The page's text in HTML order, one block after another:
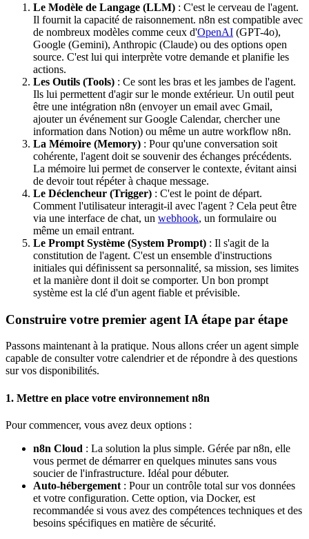
Le Modèle de Langage (LLM) : C'est le cerveau de l'agent.
Il fournit la capacité de raisonnement. n8n est compatible avec
de nombreux modèles comme ceux d'OpenAI (GPT-4o),
Google (Gemini), Anthropic (Claude) ou des options open
source. C'est lui qui interprète votre demande et planifie les
actions.
Les Outils (Tools) : Ce sont les bras et les jambes de l'agent.
Ils lui permettent d'agir sur le monde extérieur. Un outil peut
être une intégration n8n (envoyer un email avec Gmail,
ajouter un événement sur Google Calendar, chercher une
information dans Notion) ou même un autre workflow n8n.
La Mémoire (Memory) : Pour qu'une conversation soit
cohérente, l'agent doit se souvenir des échanges précédents.
La mémoire lui permet de conserver le contexte, évitant ainsi
de devoir tout répéter à chaque message.
Le Déclencheur (Trigger) : C'est le point de départ.
Comment l'utilisateur interagit-il avec l'agent ? Cela peut être
via une interface de chat, un webhook, un formulaire ou
même un email entrant.
Le Prompt Système (System Prompt) : Il s'agit de la
constitution de l'agent. C'est un ensemble d'instructions
initiales qui définissent sa personnalité, sa mission, ses limites
et la manière dont il doit se comporter. Un bon prompt
système est la clé d'un agent fiable et prévisible.
Construire votre premier agent IA étape par étape
Passons maintenant à la pratique. Nous allons créer un agent simple
capable de consulter votre calendrier et de répondre à des questions
sur vos disponibilités.
1. Mettre en place votre environnement n8n
Pour commencer, vous avez deux options :
n8n Cloud : La solution la plus simple. Gérée par n8n, elle
vous permet de démarrer en quelques minutes sans vous
soucier de l'infrastructure. Idéal pour débuter.
Auto-hébergement : Pour un contrôle total sur vos données
et votre configuration. Cette option, via Docker, est
recommandée si vous avez des compétences techniques et des
besoins spécifiques en matière de sécurité.